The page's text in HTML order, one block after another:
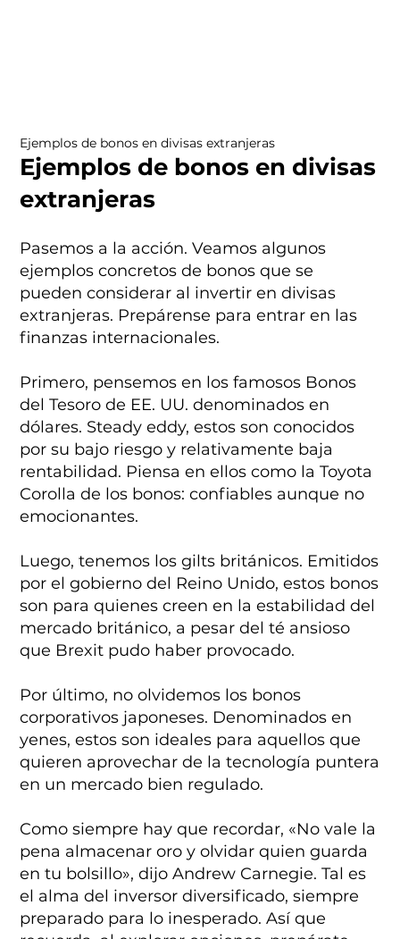
Ejemplos de bonos en divisas extranjeras
Ejemplos de bonos en divisas
extranjeras
Pasemos a la acción. Veamos algunos
ejemplos concretos de bonos que se
pueden considerar al invertir en divisas
extranjeras. Prepárense para entrar en las
finanzas internacionales.
Primero, pensemos en los famosos Bonos
del Tesoro de EE. UU. denominados en
dólares. Steady eddy, estos son conocidos
por su bajo riesgo y relativamente baja
rentabilidad. Piensa en ellos como la Toyota
Corolla de los bonos: confiables aunque no
emocionantes.
Luego, tenemos los gilts británicos. Emitidos
por el gobierno del Reino Unido, estos bonos
son para quienes creen en la estabilidad del
mercado británico, a pesar del té ansioso
que Brexit pudo haber provocado.
Por último, no olvidemos los bonos
corporativos japoneses. Denominados en
yenes, estos son ideales para aquellos que
quieren aprovechar de la tecnología puntera
en un mercado bien regulado.
Como siempre hay que recordar, «No vale la
pena almacenar oro y olvidar quien guarda
en tu bolsillo», dijo Andrew Carnegie. Tal es
el alma del inversor diversificado, siempre
preparado para lo inesperado. Así que